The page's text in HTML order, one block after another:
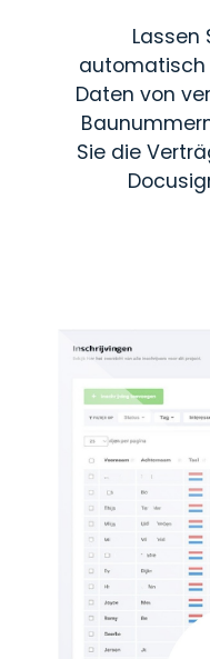
Lassen
automatisch
Daten von
Sie die